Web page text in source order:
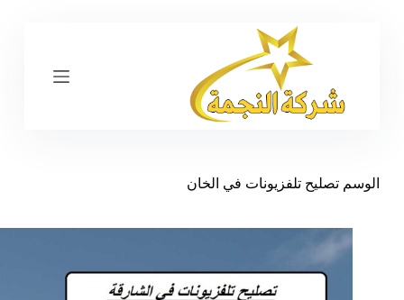
الوسم تصليح تلفزيونات في الخان